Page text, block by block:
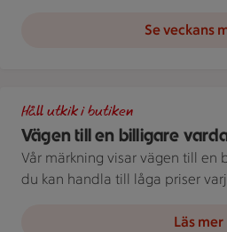
Se veckans
Vägen till en billigare
Håll utkik i butiken
Vår märkning visar vägen till en
du kan handla till låga priser
Läs mer